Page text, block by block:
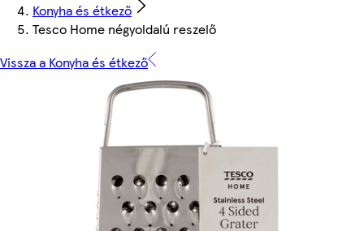
Konyha és étkező
Tesco Home négyoldalú reszelő
Vissza a Konyha és étkező